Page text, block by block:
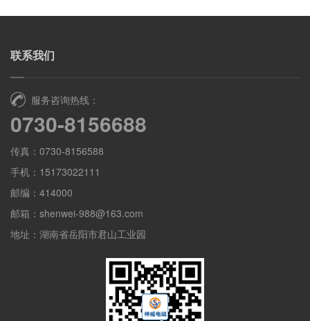
联系我们
服务咨询热线：
0730-8156688
传真：0730-8156588
手机：15173022111
邮编：414000
邮箱：shenwei-988@163.com
地址：湖南省岳阳市君山工业园